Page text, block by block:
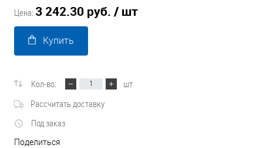
Цена: 3 242.30 руб. / шт
Купить
Кол-во:
шт
Рассчитать доставку
Под заказ
Поделиться